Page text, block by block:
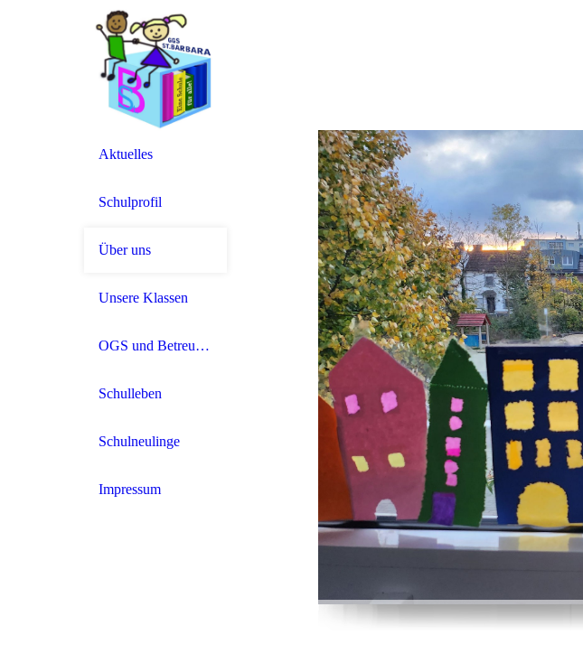
Aktuelles
Schulprofil
Über uns
Unsere Klassen
OGS und Betreuung
Schulleben
Schulneulinge
Impressum